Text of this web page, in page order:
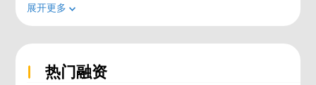
展开更多
热门融资